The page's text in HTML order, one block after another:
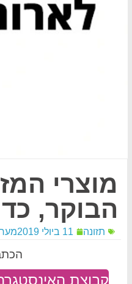
מוצרי
הבוקר,
תזונה 11 ביולי 2019
קבוצת